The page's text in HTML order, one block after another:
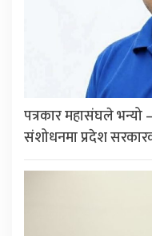
पत्रकार महासंघले भन्यो –
संशोधनमा प्रदेश